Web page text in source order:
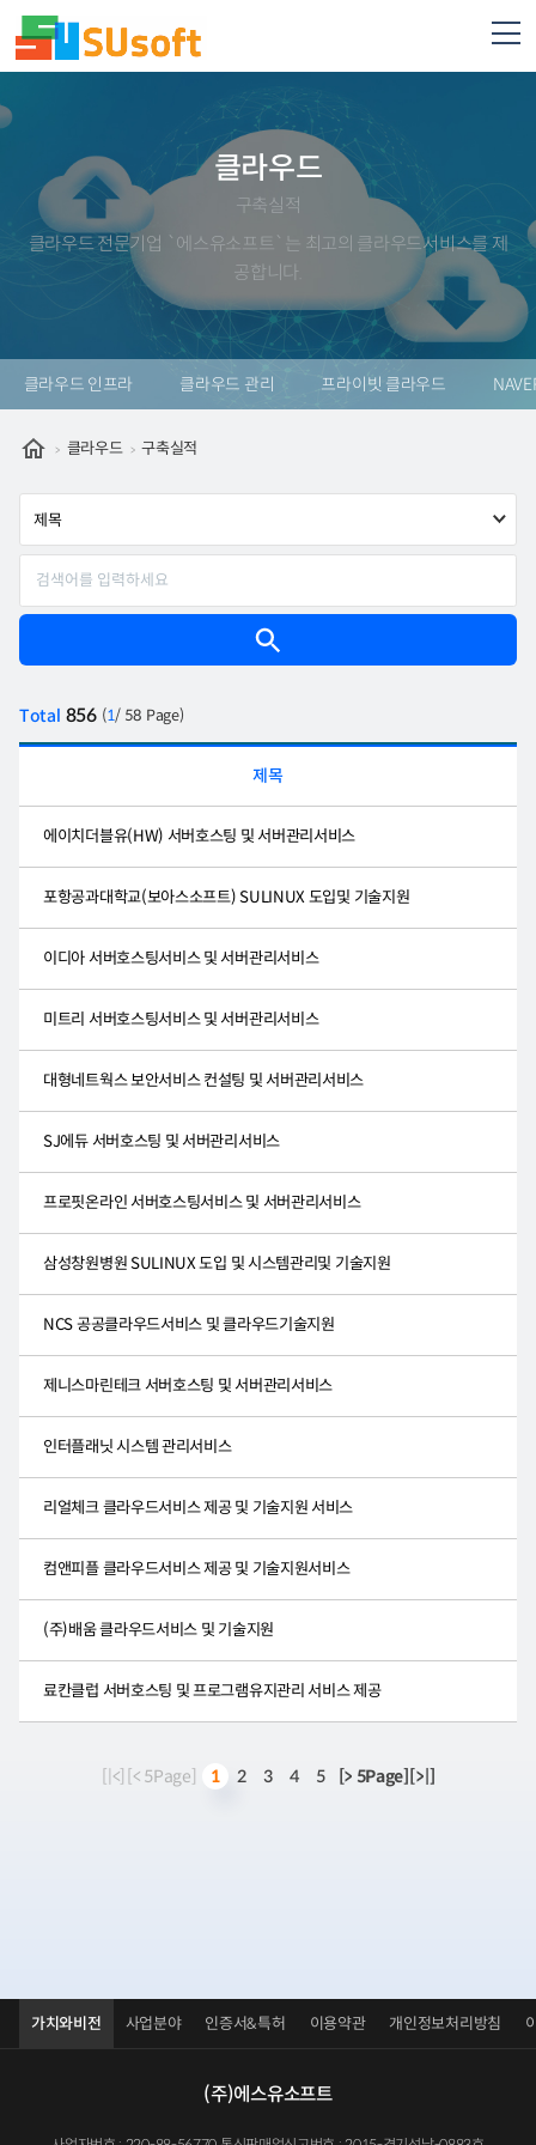
클라우드
구축실적
클라우드 전문기업 `에스유소프트`는 최고의 클라우드서비스를 제
공합니다.
클라우드 인프라 클라우드 관리 프라이빗 클라우드
클라우드 구축실적
Total 856 (1/ 58 Page)
제목
에이치더블유(HW) 서버호스팅 및 서버관리서비스
포항공과대학교(보아스소프트) SULINUX 도입및 기술지원
이디아 서버호스팅서비스 및 서버관리서비스
미트리 서버호스팅서비스 및 서버관리서비스
대형네트웍스 보안서비스 컨설팅 및 서버관리서비스
SJ에듀 서버호스팅 및 서버관리서비스
프로핏온라인 서버호스팅서비스 및 서버관리서비스
삼성창원병원 SULINUX 도입 및 시스템관리및 기술지원
NCS 공공클라우드서비스 및 클라우드기술지원
제니스마린테크 서버호스팅 및 서버관리서비스
인터플래닛 시스템 관리서비스
리얼체크 클라우드서비스 제공 및 기술지원 서비스
컴앤피플 클라우드서비스 제공 및 기술지원서비스
(주)배움 클라우드서비스 및 기술지원
료칸클럽 서버호스팅 및 프로그램유지관리 서비스 제공
[|<] [< 5Page] 1 2 3 4 5 [> 5Page] [>|]
가치와비전 사업분야 인증서&특허 이용약관 개인정보처리방침
(주)에스유소프트